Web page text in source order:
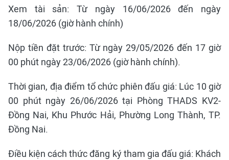
Xem tài sản: Từ ngày 16/06/2026 đến ngày
18/06/2026 (giờ hành chính)
Nộp tiền đặt trước: Từ ngày 29/05/2026 đến 17 giờ
00 phút ngày 23/06/2026 (giờ hành chính).
Thời gian, địa điểm tổ chức phiên đấu giá: Lúc 10 giờ
00 phút ngày 26/06/2026 tại Phòng THADS KV2-
Đồng Nai, Khu Phước Hải, Phường Long Thành, TP.
Đồng Nai.
Điều kiện cách thức đăng ký tham gia đấu giá: Khách